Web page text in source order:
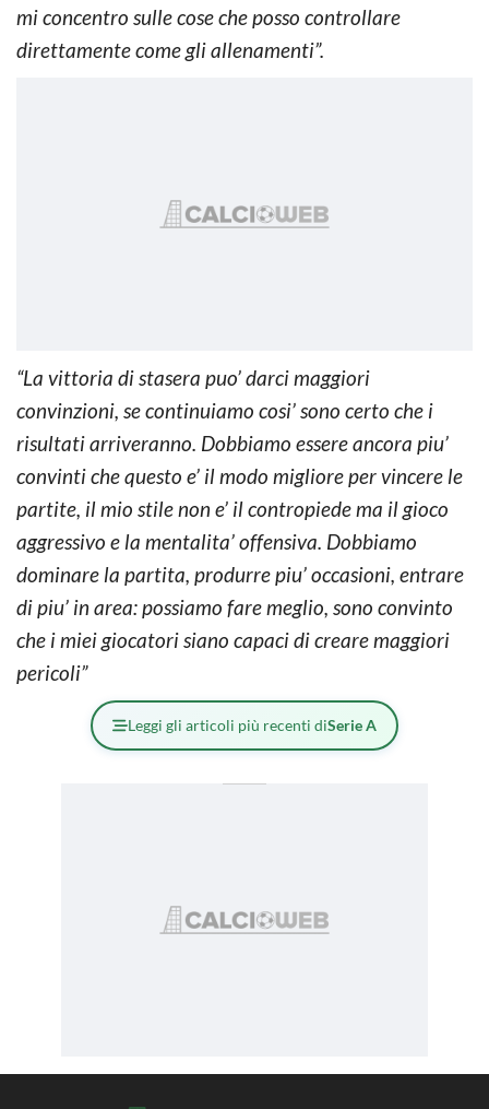
mi concentro sulle cose che posso controllare
direttamente come gli allenamenti”.
“La vittoria di stasera puo’ darci maggiori
convinzioni, se continuiamo cosi’ sono certo che i
risultati arriveranno. Dobbiamo essere ancora piu’
convinti che questo e’ il modo migliore per vincere le
partite, il mio stile non e’ il contropiede ma il gioco
aggressivo e la mentalita’ offensiva. Dobbiamo
dominare la partita, produrre piu’ occasioni, entrare
di piu’ in area: possiamo fare meglio, sono convinto
che i miei giocatori siano capaci di creare maggiori
pericoli”
Leggi gli articoli più recenti diSerie A